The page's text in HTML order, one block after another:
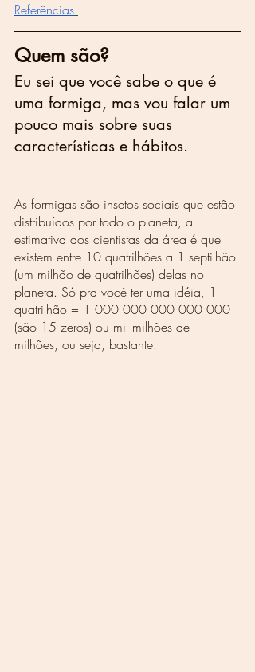
Referências
Quem são?
Eu sei que você sabe o que é
uma formiga, mas vou falar um
pouco mais sobre suas
características e hábitos.
As formigas são insetos sociais que estão
distribuídos por todo o planeta, a
estimativa dos cientistas da área é que
existem entre 10 quatrilhões a 1 septilhão
(um milhão de quatrilhões) delas no
planeta. Só pra você ter uma idéia, 1
quatrilhão = 1 000 000 000 000 000
(são 15 zeros) ou mil milhões de
milhões, ou seja, bastante.